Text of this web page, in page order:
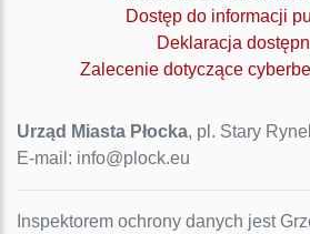
Dostęp do informacji
Deklaracja
Zalecenie dotyczące
Urząd Miasta Płocka, pl. Stary
E-mail: info@plock.eu
Inspektorem ochrony danych jest